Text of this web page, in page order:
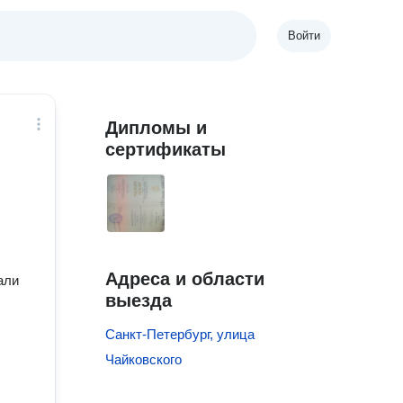
Войти
Дипломы и
сертификаты
Адреса и области
выезда
Санкт-Петербург, улица
Чайковского